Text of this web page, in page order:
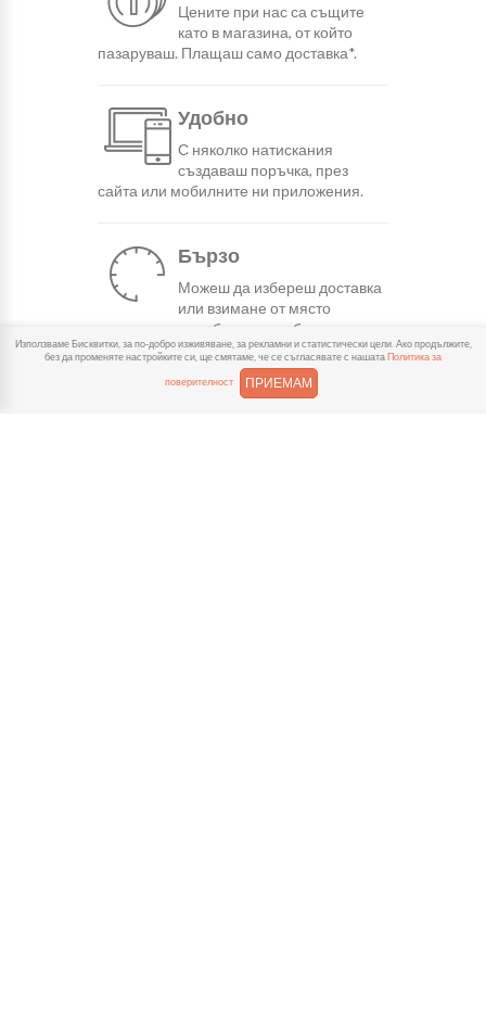
Цените при нас са същите
като в магазина, от който
пазаруваш. Плащаш само доставка*.
Удобно
С няколко натискания
създаваш поръчка, през
сайта или мобилните ни приложения.
Бързо
Можеш да избереш доставка
или взимане от място
веднага или в избрано от теб време.
Гарантирано
Използваме Бисквитки, за по-добро изживяване, за рекламни и статистически цели. Ако продължите,
без да променяте настройките си, ще смятаме, че се съгласявате с нашатаПолитика за
поверителност ПРИЕМАМ